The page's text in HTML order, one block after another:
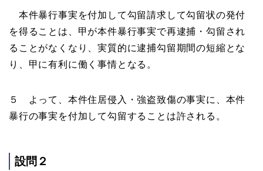
本件暴行事実を付加して勾留請求して勾留状の発付
を得ることは、甲が本件暴行事実で再逮捕・勾留され
ることがなくなり、実質的に逮捕勾留期間の短縮とな
り、甲に有利に働く事情となる。
５ よって、本件住居侵入・強盗致傷の事実に、本件
暴行の事実を付加して勾留することは許される。
設問２